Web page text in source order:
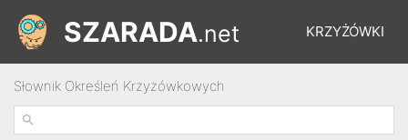
KRZYŻÓWKI
SZARADA.net
Słownik Określeń Krzyżówkowych